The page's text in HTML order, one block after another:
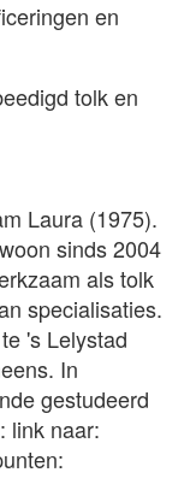
tolk en
Laura (1975).
sinds 2004
als tolk
specialisaties.
's Lelystad
In
gestudeerd
link naar: